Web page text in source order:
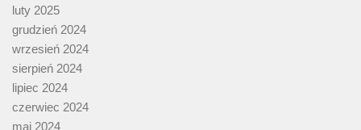
luty 2025
grudzień 2024
wrzesień 2024
sierpień 2024
lipiec 2024
czerwiec 2024
maj 2024